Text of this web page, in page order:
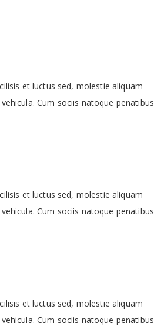
et luctus sed, molestie aliquam
Cum sociis natoque penatibus
et luctus sed, molestie aliquam
Cum sociis natoque penatibus
et luctus sed, molestie aliquam
Cum sociis natoque penatibus